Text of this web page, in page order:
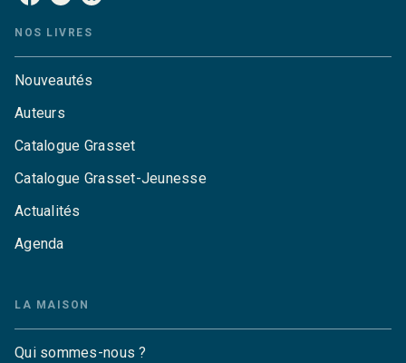
NOS LIVRES
Nouveautés
Auteurs
Catalogue Grasset
Catalogue Grasset-Jeunesse
Actualités
Agenda
LA MAISON
Qui sommes-nous ?